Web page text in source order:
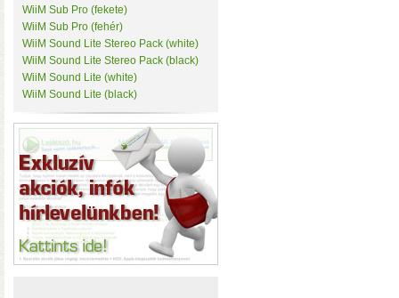
Ubiquiti
UPS Power
Vision Security
WD
WiiM
Y-Cam
Z-Wave.Me
Zipato
WiiM Sub Pro (fekete)
WiiM Sub Pro (fehér)
WiiM Sound Lite Stereo Pack (white)
WiiM Sound Lite Stereo Pack (black)
WiiM Sound Lite (white)
WiiM Sound Lite (black)